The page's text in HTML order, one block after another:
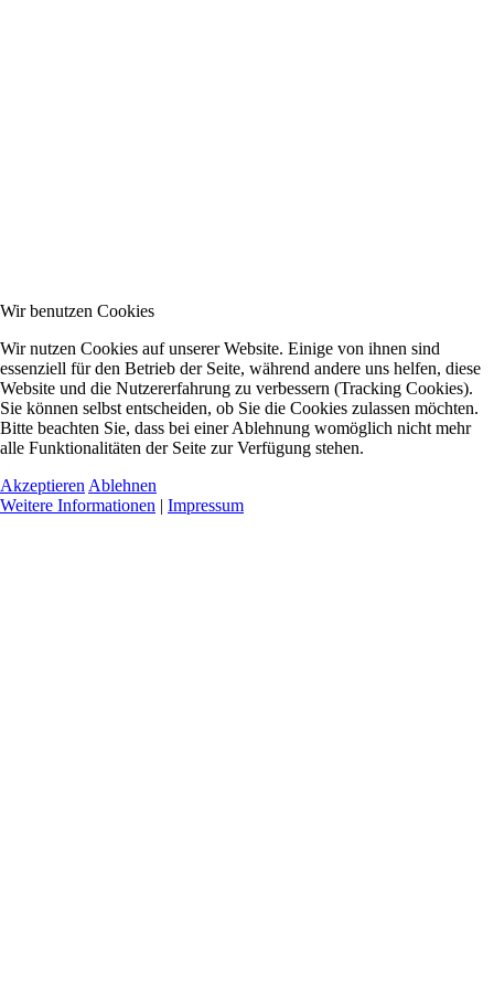
Wir benutzen Cookies
Wir nutzen Cookies auf unserer Website. Einige von ihnen sind
essenziell für den Betrieb der Seite, während andere uns helfen, diese
Website und die Nutzererfahrung zu verbessern (Tracking Cookies).
Sie können selbst entscheiden, ob Sie die Cookies zulassen möchten.
Bitte beachten Sie, dass bei einer Ablehnung womöglich nicht mehr
alle Funktionalitäten der Seite zur Verfügung stehen.
Akzeptieren Ablehnen
Weitere Informationen | Impressum